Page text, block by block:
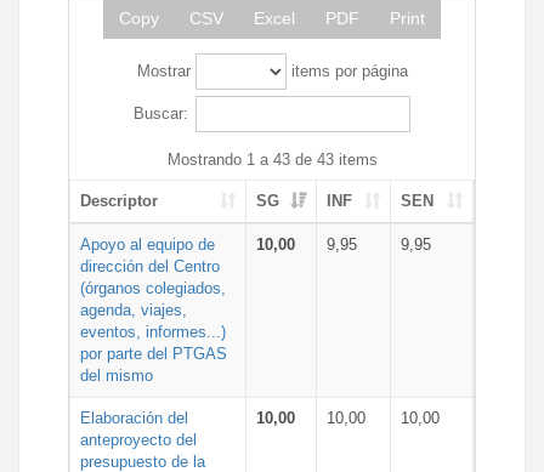
Copy CSV Excel PDF Print
Mostrar items por página
Buscar:
Mostrando 1 a 43 de 43 items
Descriptor SG INF SEN
Apoyo al equipo de
dirección del Centro
(órganos colegiados,
agenda, viajes,
eventos, informes...)
por parte del PTGAS
del mismo
10,00 9,95 9,95
Elaboración del
anteproyecto del
presupuesto de la
10,00 10,00 10,00